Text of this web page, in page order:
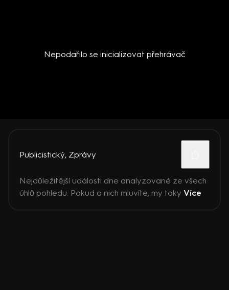
Nepodařilo se inicializovat přehrávač
Publicistický, Zprávy
Nejdůležitější události dne analyzované ze všech
úhlů pohledu. Pokud o nich mluvíte, my taky Více